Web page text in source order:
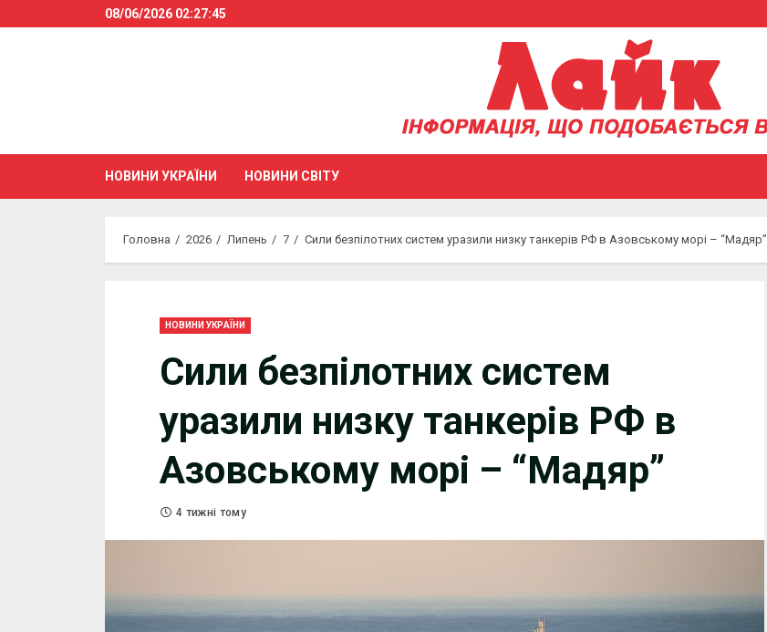
to
08/06/2026 02:27:46
НОВИНИ УКРАЇНИ НОВИНИ СВІТУ
Головна 2026 Липень 7 Сили безпілотних систем уразили низку танкерів РФ в Азовському морі – “Мадяр”
НОВИНИ УКРАЇНИ
Сили безпілотних систем
уразили низку танкерів РФ в
Азовському морі – “Мадяр”
4 тижні тому